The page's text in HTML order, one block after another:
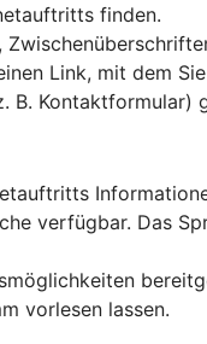
finden.
Link, mit dem
B. Kontaktformular)
verfügbar. Das
vorlesen lassen.